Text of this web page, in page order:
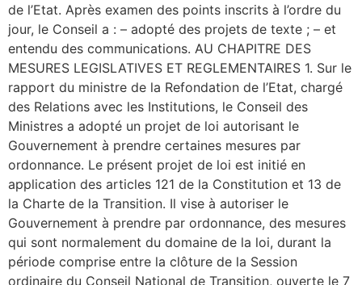
de l’Etat. Après examen des points inscrits à l’ordre du
jour, le Conseil a : – adopté des projets de texte ; – et
entendu des communications. AU CHAPITRE DES
MESURES LEGISLATIVES ET REGLEMENTAIRES 1. Sur le
rapport du ministre de la Refondation de l’Etat, chargé
des Relations avec les Institutions, le Conseil des
Ministres a adopté un projet de loi autorisant le
Gouvernement à prendre certaines mesures par
ordonnance. Le présent projet de loi est initié en
application des articles 121 de la Constitution et 13 de
la Charte de la Transition. Il vise à autoriser le
Gouvernement à prendre par ordonnance, des mesures
qui sont normalement du domaine de la loi, durant la
période comprise entre la clôture de la Session
ordinaire du Conseil National de Transition, ouverte le 7